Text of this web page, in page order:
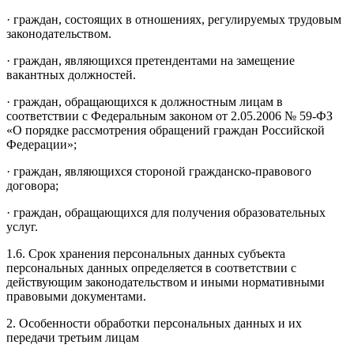
· граждан, состоящих в отношениях, регулируемых трудовым
законодательством.
· граждан, являющихся претендентами на замещение
вакантных должностей.
· граждан, обращающихся к должностным лицам в
соответствии с Федеральным законом от 2.05.2006 № 59-ФЗ
«О порядке рассмотрения обращений граждан Российской
Федерации»;
· граждан, являющихся стороной гражданско-правового
договора;
· граждан, обращающихся для получения образовательных
услуг.
1.6. Срок хранения персональных данных субъекта
персональных данных определяется в соответствии с
действующим законодательством и иными нормативными
правовыми документами.
2. Особенности обработки персональных данных и их
передачи третьим лицам